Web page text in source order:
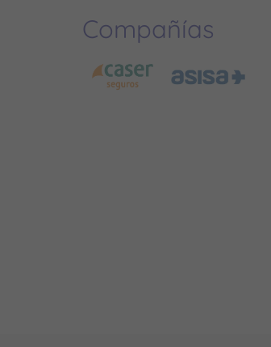
Compañías